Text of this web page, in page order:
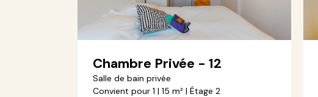
Chambre Privée - 12
Salle de bain privée
Convient pour 1 | 15 m² | Étage 2